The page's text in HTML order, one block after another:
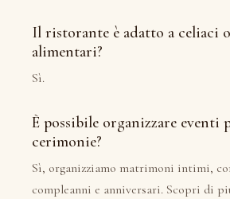
Il ristorante è adatto a celiaci
alimentari?
Sì.
È possibile organizzare eventi
cerimonie?
Sì, organizziamo matrimoni intimi,
compleanni e anniversari. Scopri di